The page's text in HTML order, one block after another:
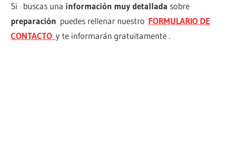
Si buscas una información muy detallada sobre
preparación puedes rellenar nuestro FORMULARIO DE
CONTACTO y te informarán gratuitamente .